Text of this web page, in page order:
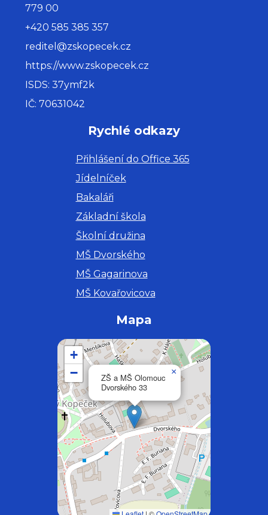
779 00
+420 585 385 357
reditel@zskopecek.cz
https://www.zskopecek.cz
ISDS: 37ymf2k
IČ: 70631042
Rychlé odkazy
Přihlášení do Office 365
Jídelníček
Bakaláři
Základní škola
Školní družina
MŠ Dvorského
MŠ Gagarinova
MŠ Kovařovicova
Mapa
ZŠ a MŠ Olomouc
Dvorského 33
×
+
−